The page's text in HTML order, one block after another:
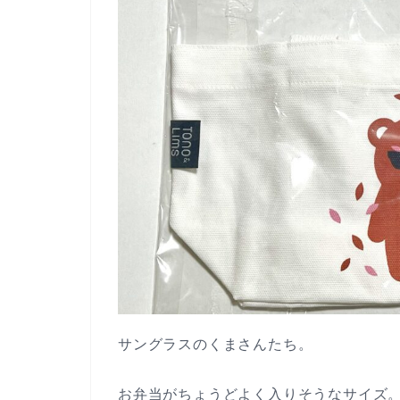
サングラスのくまさんたち。
お弁当がちょうどよく入りそうなサイズ